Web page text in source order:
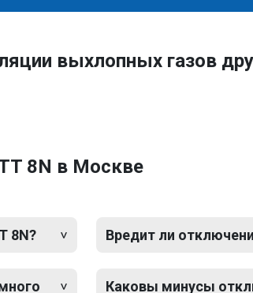
выхлопных газов
8N в Москве
8N? Вредит ли
Каковы минусы